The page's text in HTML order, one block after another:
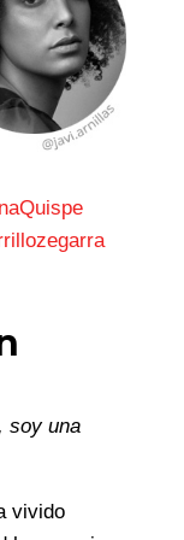
soy una
vivido